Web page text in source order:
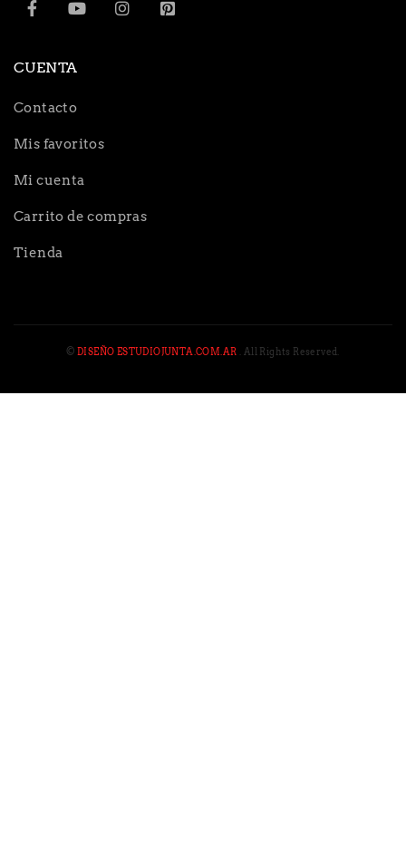
CUENTA
Contacto
Mis favoritos
Mi cuenta
Carrito de compras
Tienda
©DISEÑO ESTUDIOJUNTA.COM.AR . All Rights Reserved.